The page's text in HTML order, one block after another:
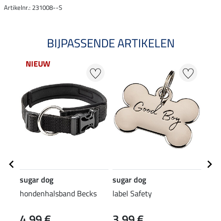
Artikelnr.: 231008--S
BIJPASSENDE ARTIKELEN
NIEUW
sugar dog
hondenhalsband Becks
sugar dog
label Safety